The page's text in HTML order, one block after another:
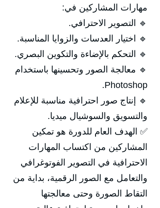
مهارات المشاركين في:
🔹 التصوير الاحترافي.
🔹 اختيار العدسات والزوايا المناسبة.
🔹 التحكم بالإضاءة والتكوين البصري.
🔹 معالجة الصور وتحسينها باستخدام
Photoshop.
🔹 إنتاج صور احترافية مناسبة للإعلام
والتسويق والسوشيال ميديا.
✅ الهدف العام للدورة هو تمكين
المشاركين من اكتساب المهارات
الاحترافية في التصوير الفوتوغرافي
والتعامل مع الصور الرقمية، بداية من
التقاط الصورة وحتى معالجتها